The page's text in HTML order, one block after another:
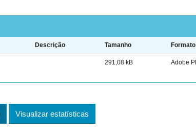
Descrição Tamanho Formato
291,08 kB Adobe
Visualizar estatísticas